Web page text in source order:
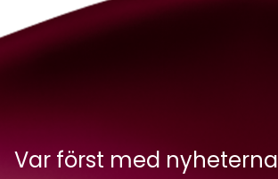
Var först med nyheterna